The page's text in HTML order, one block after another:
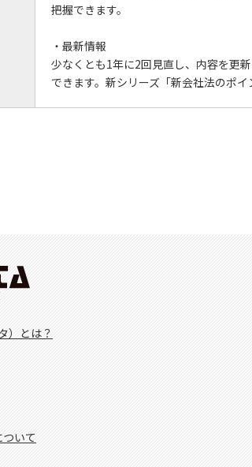
把握できます。
・最新情報
少なくとも1年に2回見直し、内容を更
できます。新シリーズ「新会社法のポ
）とは？
いて